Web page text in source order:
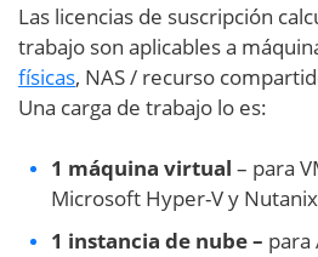
Las licencias de suscripción
trabajo son aplicables a
físicas, NAS / recurso
Una carga de trabajo lo es:
1 máquina virtual – para
Microsoft Hyper-V y
1 instancia de nube – para